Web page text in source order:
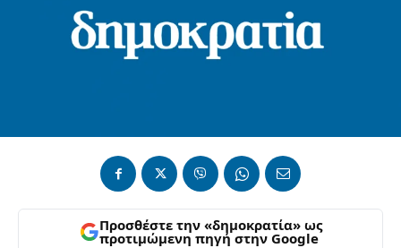
Προσθέστε την «δημοκρατία» ως
προτιμώμενη πηγή στην Google